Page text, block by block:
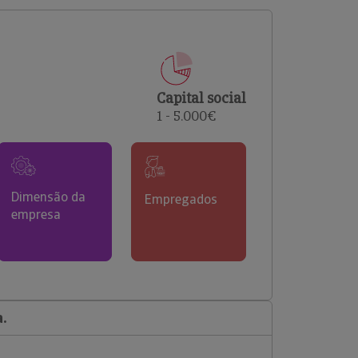
comerciais e analisar o risco de incumprimento dos
Capital social
1 - 5.000€
Dimensão da
empresa
Empregados